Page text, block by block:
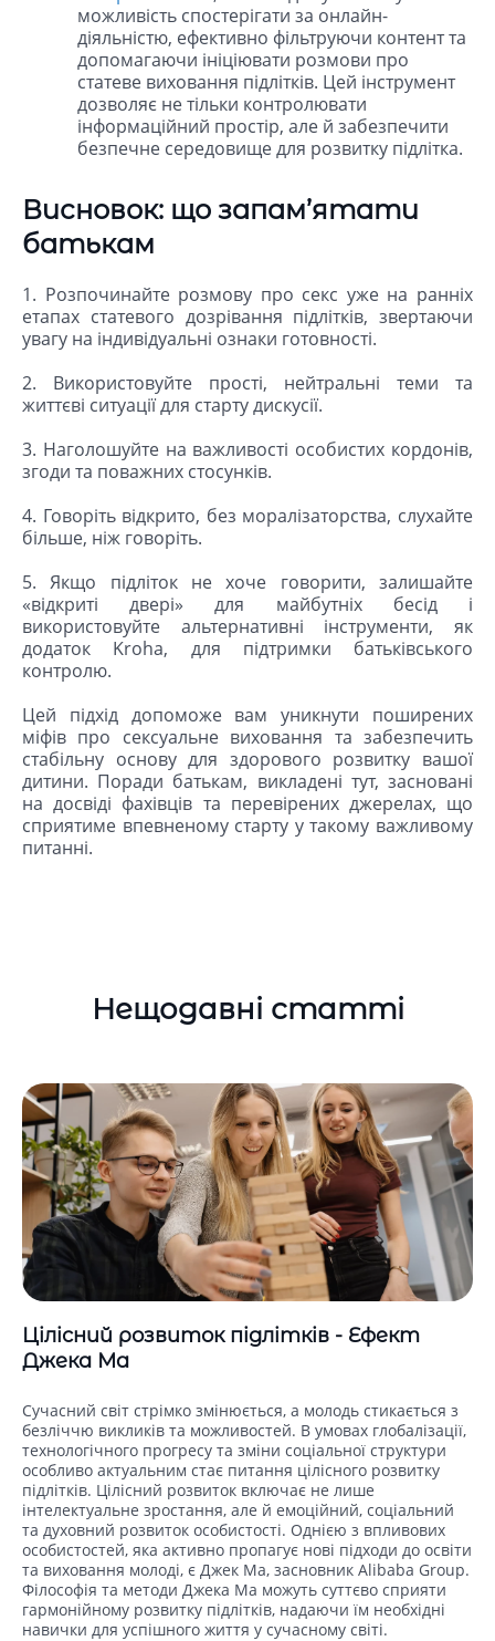
можливість спостерігати за онлайн-
діяльністю, ефективно фільтруючи контент та
допомагаючи ініціювати розмови про
статеве виховання підлітків. Цей інструмент
дозволяє не тільки контролювати
інформаційний простір, але й забезпечити
безпечне середовище для розвитку підлітка.
Висновок: що запам’ятати
батькам
1. Розпочинайте розмову про секс уже на ранніх
етапах статевого дозрівання підлітків, звертаючи
увагу на індивідуальні ознаки готовності.
2. Використовуйте прості, нейтральні теми та
життєві ситуації для старту дискусії.
3. Наголошуйте на важливості особистих кордонів,
згоди та поважних стосунків.
4. Говоріть відкрито, без моралізаторства, слухайте
більше, ніж говоріть.
5. Якщо підліток не хоче говорити, залишайте
«відкриті двері» для майбутніх бесід і
використовуйте альтернативні інструменти, як
додаток Kroha, для підтримки батьківського
контролю.
Цей підхід допоможе вам уникнути поширених
міфів про сексуальне виховання та забезпечить
стабільну основу для здорового розвитку вашої
дитини. Поради батькам, викладені тут, засновані
на досвіді фахівців та перевірених джерелах, що
сприятиме впевненому старту у такому важливому
питанні.
Нещодавні статті
Цілісний розвиток підлітків - Ефект
Джека Ма
Сучасний світ стрімко змінюється, а молодь стикається з
безліччю викликів та можливостей. В умовах глобалізації,
технологічного прогресу та зміни соціальної структури
особливо актуальним стає питання цілісного розвитку
підлітків. Цілісний розвиток включає не лише
інтелектуальне зростання, але й емоційний, соціальний
та духовний розвиток особистості. Однією з впливових
особистостей, яка активно пропагує нові підходи до освіти
та виховання молоді, є Джек Ма, засновник Alibaba Group.
Філософія та методи Джека Ма можуть суттєво сприяти
гармонійному розвитку підлітків, надаючи їм необхідні
навички для успішного життя у сучасному світі.